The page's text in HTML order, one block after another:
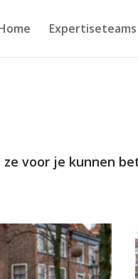
Expertiseteams
voor je kunnen